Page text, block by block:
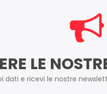
LE
dati e ricevi le nostre